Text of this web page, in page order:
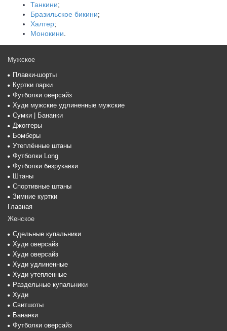
Танкини;
Бразильское бикини;
Халтер;
Монокини
Мужское
Плавки-шорты
Куртки парки
Футболки оверсайз
Худи мужские удлиненные мужские
Сумки | Бананки
Джоггеры
Бомберы
Утеплённые штаны
Футболки Long
Футболки безрукавки
Штаны
Спортивные штаны
Зимние куртки
Главная
Женское
Сдельные купальники
Худи оверсайз
Худи оверсайз
Худи удлиненные
Худи утепленные
Раздельные купальники
Худи
Свитшоты
Бананки
Футболки оверсайз